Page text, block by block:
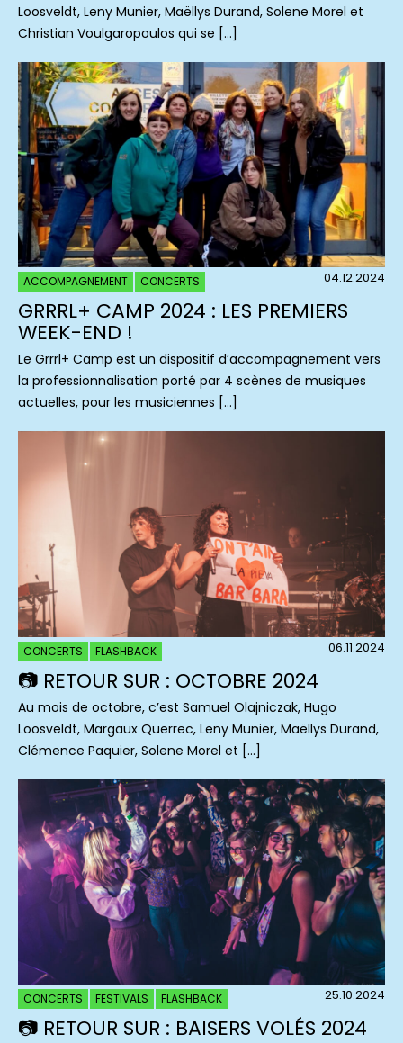
Loosveldt, Leny Munier, Maëllys Durand, Solene Morel et
Christian Voulgaropoulos qui se […]
ACCOMPAGNEMENT CONCERTS 04.12.2024
GRRRL+ CAMP 2024 : LES PREMIERS
WEEK-END !
Le Grrrl+ Camp est un dispositif d’accompagnement vers
la professionnalisation porté par 4 scènes de musiques
actuelles, pour les musiciennes […]
CONCERTS FLASHBACK 06.11.2024
📷 RETOUR SUR : OCTOBRE 2024
Au mois de octobre, c’est Samuel Olajniczak, Hugo
Loosveldt, Margaux Querrec, Leny Munier, Maëllys Durand,
Clémence Paquier, Solene Morel et […]
CONCERTS FESTIVALS FLASHBACK 25.10.2024
📷 RETOUR SUR : BAISERS VOLÉS 2024